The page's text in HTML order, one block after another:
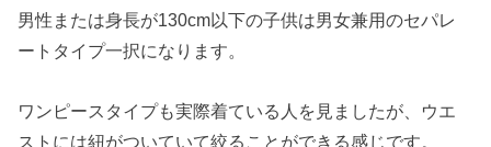
男性または身長が130cm以下の子供は男女兼用のセパレ
ートタイプ一択になります。
ワンピースタイプも実際着ている人を見ましたが、ウエ
ストには紐がついていて絞ることができる感じです。